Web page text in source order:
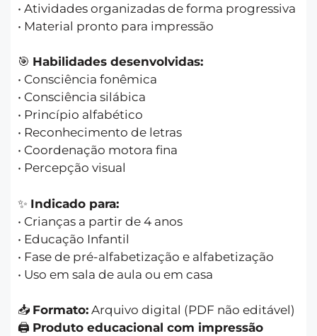
• Atividades organizadas de forma progressiva
• Material pronto para impressão
🎯 Habilidades desenvolvidas:
• Consciência fonêmica
• Consciência silábica
• Princípio alfabético
• Reconhecimento de letras
• Coordenação motora fina
• Percepção visual
✨ Indicado para:
• Crianças a partir de 4 anos
• Educação Infantil
• Fase de pré-alfabetização e alfabetização
• Uso em sala de aula ou em casa
📥 Formato: Arquivo digital (PDF não editável)
🖨️ Produto educacional com impressão